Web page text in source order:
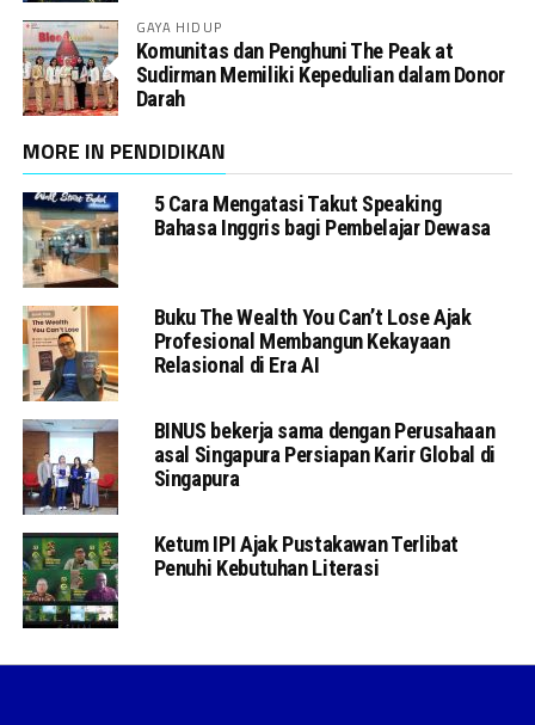
GAYA HIDUP
Komunitas dan Penghuni The Peak at
Sudirman Memiliki Kepedulian dalam Donor
Darah
MORE IN PENDIDIKAN
5 Cara Mengatasi Takut Speaking
Bahasa Inggris bagi Pembelajar Dewasa
Buku The Wealth You Can’t Lose Ajak
Profesional Membangun Kekayaan
Relasional di Era AI
BINUS bekerja sama dengan Perusahaan
asal Singapura Persiapan Karir Global di
Singapura
Ketum IPI Ajak Pustakawan Terlibat
Penuhi Kebutuhan Literasi